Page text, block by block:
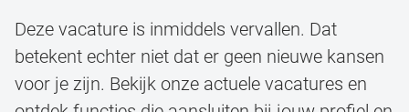
Deze vacature is inmiddels vervallen. Dat
betekent echter niet dat er geen nieuwe kansen
voor je zijn. Bekijk onze actuele vacatures en